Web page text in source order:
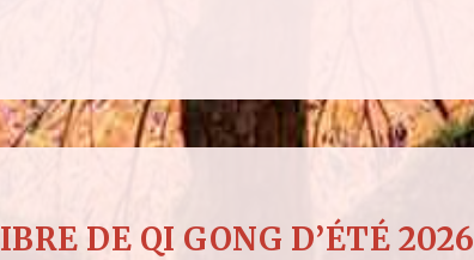
DE QI GONG D’ÉTÉ 2026